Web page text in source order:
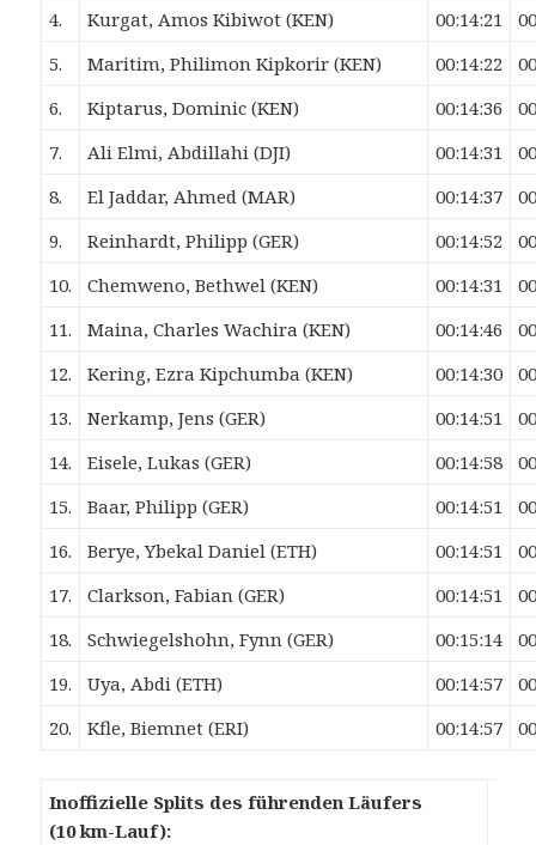
4.
Kurgat, Amos Kibiwot (KEN) 00:14:21
5.
Maritim, Philimon Kipkorir (KEN) 00:14:22
6.
Kiptarus, Dominic (KEN) 00:14:36
7.
Ali Elmi, Abdillahi (DJI) 00:14:31
8.
El Jaddar, Ahmed (MAR) 00:14:37
9.
Reinhardt, Philipp (GER) 00:14:52
10.
Chemweno, Bethwel (KEN) 00:14:31
11.
Maina, Charles Wachira (KEN) 00:14:46
12.
Kering, Ezra Kipchumba (KEN) 00:14:30
13.
Nerkamp, Jens (GER) 00:14:51
14.
Eisele, Lukas (GER) 00:14:58
15.
Baar, Philipp (GER) 00:14:51
16.
Berye, Ybekal Daniel (ETH) 00:14:51
17.
Clarkson, Fabian (GER) 00:14:51
18.
Schwiegelshohn, Fynn (GER) 00:15:14
19.
Uya, Abdi (ETH) 00:14:57
20.
Kfle, Biemnet (ERI) 00:14:57
Inoffizielle Splits des führenden Läufers
(10 km-Lauf):